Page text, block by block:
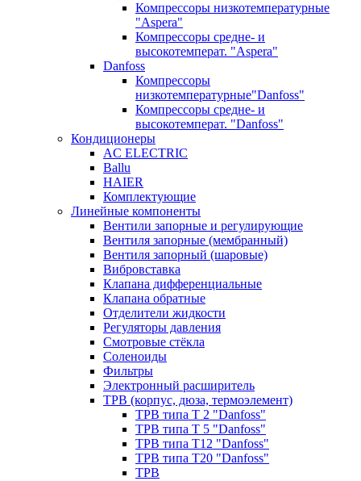
Компрессоры низкотемпературные
"Aspera"
Компрессоры средне- и
высокотемперат. "Aspera"
Danfoss
Компрессоры
низкотемпературные"Danfoss"
Компрессоры средне- и
высокотемперат. "Danfoss"
Кондиционеры
AC ELECTRIC
Ballu
HAIER
Комплектующие
Линейные компоненты
Вентили запорные и регулирующие
Вентиля запорные (мембранный)
Вентиля запорный (шаровые)
Вибровставка
Клапана дифференциальные
Клапана обратные
Отделители жидкости
Регуляторы давления
Смотровые стёкла
Соленоиды
Фильтры
Электронный расширитель
ТРВ (корпус, дюза, термоэлемент)
ТРВ типа Т 2 "Danfoss"
ТРВ типа Т 5 "Danfoss"
ТРВ типа Т12 "Danfoss"
ТРВ типа Т20 "Danfoss"
ТРВ